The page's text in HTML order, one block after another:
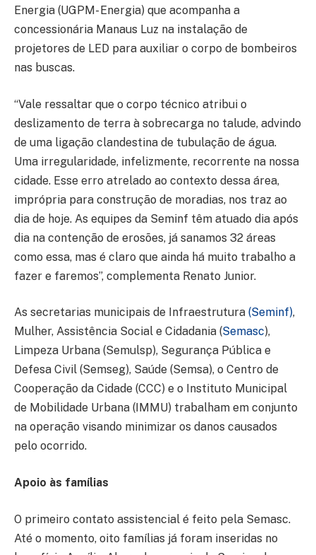
Energia (UGPM- Energia) que acompanha a
concessionária Manaus Luz na instalação de
projetores de LED para auxiliar o corpo de bombeiros
nas buscas.
“Vale ressaltar que o corpo técnico atribui o
deslizamento de terra à sobrecarga no talude, advindo
de uma ligação clandestina de tubulação de água.
Uma irregularidade, infelizmente, recorrente na nossa
cidade. Esse erro atrelado ao contexto dessa área,
imprópria para construção de moradias, nos traz ao
dia de hoje. As equipes da Seminf têm atuado dia após
dia na contenção de erosões, já sanamos 32 áreas
como essa, mas é claro que ainda há muito trabalho a
fazer e faremos”, complementa Renato Junior.
As secretarias municipais de Infraestrutura (Seminf),
Mulher, Assistência Social e Cidadania (Semasc),
Limpeza Urbana (Semulsp), Segurança Pública e
Defesa Civil (Semseg), Saúde (Semsa), o Centro de
Cooperação da Cidade (CCC) e o Instituto Municipal
de Mobilidade Urbana (IMMU) trabalham em conjunto
na operação visando minimizar os danos causados
pelo ocorrido.
Apoio às famílias
O primeiro contato assistencial é feito pela Semasc.
Até o momento, oito famílias já foram inseridas no